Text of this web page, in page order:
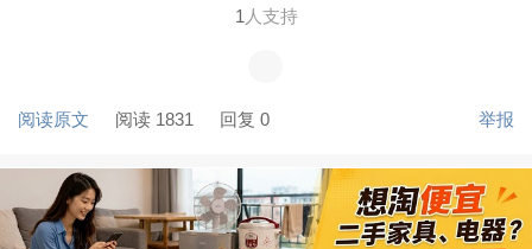
1 人支持
阅读原文 阅读 1831 回复 0 举报